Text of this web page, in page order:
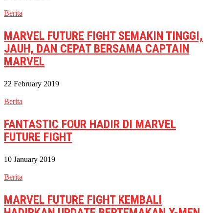
Berita
MARVEL FUTURE FIGHT SEMAKIN TINGGI,
JAUH, DAN CEPAT BERSAMA CAPTAIN
MARVEL
22 February 2019
Berita
FANTASTIC FOUR HADIR DI MARVEL
FUTURE FIGHT
10 January 2019
Berita
MARVEL FUTURE FIGHT KEMBALI